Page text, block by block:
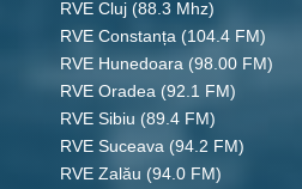
RVE Cluj (88.3 Mhz)
RVE Constanța (104.4 FM)
RVE Hunedoara (98.00 FM)
RVE Oradea (92.1 FM)
RVE Sibiu (89.4 FM)
RVE Suceava (94.2 FM)
RVE Zalău (94.0 FM)